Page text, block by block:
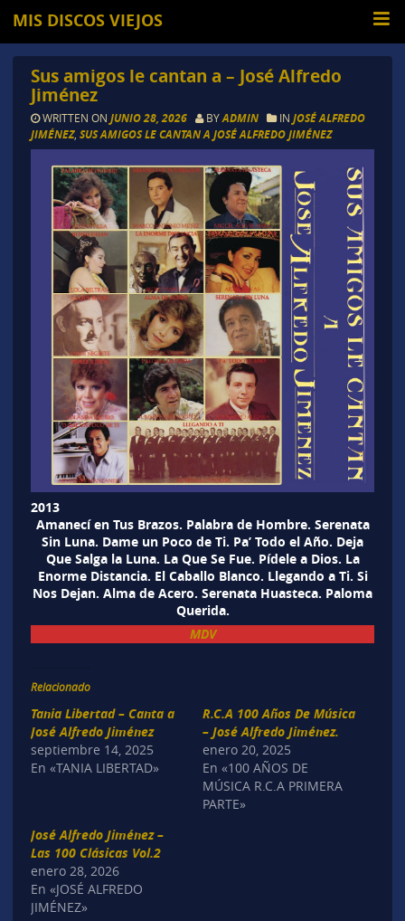
MIS DISCOS VIEJOS
Sus amigos le cantan a – José Alfredo
Jiménez
WRITTEN ON JUNIO 28, 2026 BYADMIN IN JOSÉ ALFREDO
JIMÉNEZ, SUS AMIGOS LE CANTAN A JOSÉ ALFREDO JIMÉNEZ
2013
Amanecí en Tus Brazos. Palabra de Hombre. Serenata
Sin Luna. Dame un Poco de Ti. Pa’ Todo el Año. Deja
Que Salga la Luna. La Que Se Fue. Pídele a Dios. La
Enorme Distancia. El Caballo Blanco. Llegando a Ti. Si
Nos Dejan. Alma de Acero. Serenata Huasteca. Paloma
Querida.
MDV
Relacionado
Tania Libertad – Canta a
José Alfredo Jiménez
septiembre 14, 2025
En «TANIA LIBERTAD»
R.C.A 100 Años De Música
– José Alfredo Jiménez.
enero 20, 2025
En «100 AÑOS DE
MÚSICA R.C.A PRIMERA
PARTE»
José Alfredo Jiménez –
Las 100 Clásicas Vol.2
enero 28, 2026
En «JOSÉ ALFREDO
JIMÉNEZ»